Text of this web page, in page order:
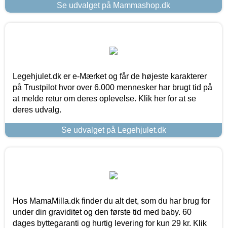
Se udvalget på Mammashop.dk
Legehjulet.dk er e-Mærket og får de højeste karakterer
på Trustpilot hvor over 6.000 mennesker har brugt tid på
at melde retur om deres oplevelse. Klik her for at se
deres udvalg.
Se udvalget på Legehjulet.dk
Hos MamaMilla.dk finder du alt det, som du har brug for
under din graviditet og den første tid med baby. 60
dages byttegaranti og hurtig levering for kun 29 kr. Klik